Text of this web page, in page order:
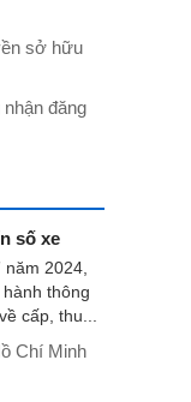
sở hữu
đăng
số xe
2024,
thông
cấp, thu...
Chí Minh